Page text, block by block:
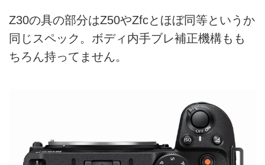
Z30の具の部分はZ50やZfcとほぼ同等というか
同じスペック。ボディ内手ブレ補正機構もも
ちろん持ってません。